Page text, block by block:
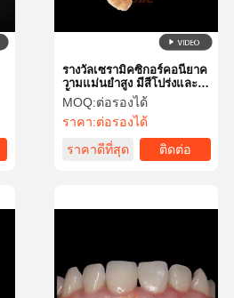
รางวัลเซรามิคซิกอร์คอนียาค
วามแม่นยําสูง มีสีโปร่งและ
ชื้น
MOQ:ต่อรองได้
ราคา:ต่อรองได้
ราคาดีที่สุด
ติดต่อ